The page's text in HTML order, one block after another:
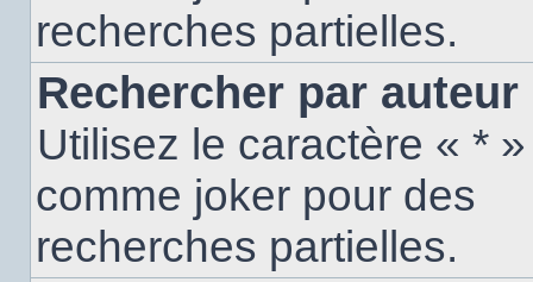
recherches partielles.
Rechercher par auteur
Utilisez le caractère « * »
comme joker pour des
recherches partielles.